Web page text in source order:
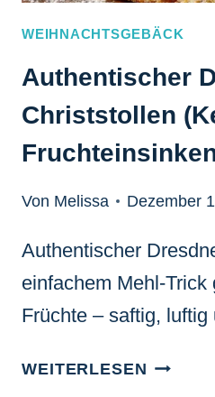
WEIHNACHTSGEBÄCK
Authentischer
Christstollen
Von Melissa Dezember
Authentischer
einfachem Mehl-Trick
Früchte – saftig,
WEITERLESEN